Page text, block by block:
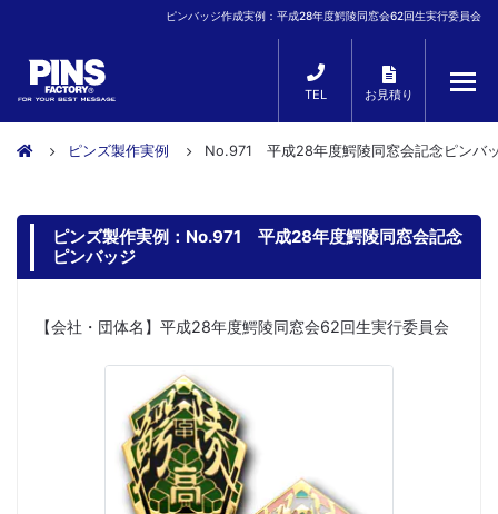
ピンバッジ作成実例：平成28年度鰐陵同窓会62回生実行委員会
TEL お見積り
ピンズ製作実例 No.971 平成28年度鰐陵同窓会記念ピンバ
ピンズ製作実例：No.971 平成28年度鰐陵同窓会記念
ピンバッジ
【会社・団体名】平成28年度鰐陵同窓会62回生実行委員会